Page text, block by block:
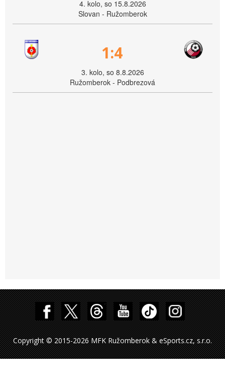
4. kolo, so 15.8.2026
Slovan - Ružomberok
1:4
3. kolo, so 8.8.2026
Ružomberok - Podbrezová
Copyright © 2015-2026 MFK Ružomberok & eSports.cz, s.r.o.